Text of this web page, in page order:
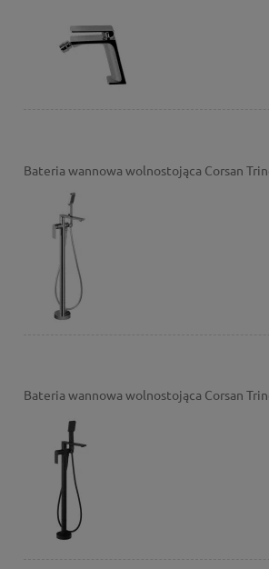
Bateria wannowa wolnostojąca Corsan
Bateria wannowa wolnostojąca Corsan